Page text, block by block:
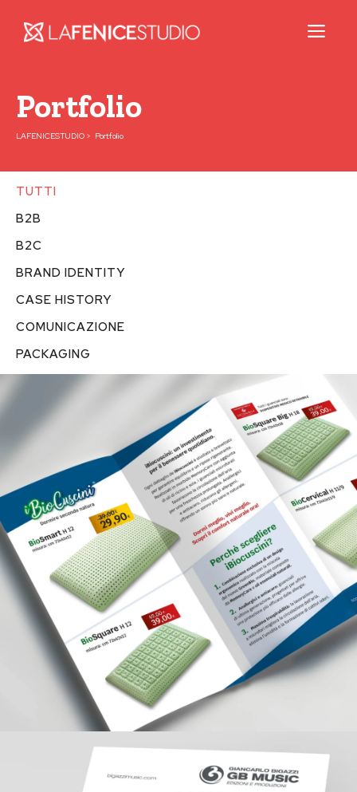
contenuto
Portfolio
LAFENICESTUDIO > Portfolio
TUTTI
B2B
B2C
BRAND IDENTITY
CASE HISTORY
COMUNICAZIONE
PACKAGING